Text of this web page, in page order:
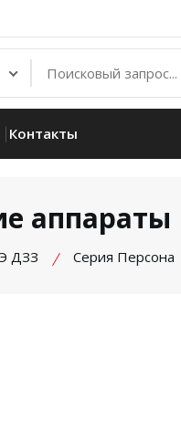
Контакты
аппараты
ДЗЗ Серия Персона